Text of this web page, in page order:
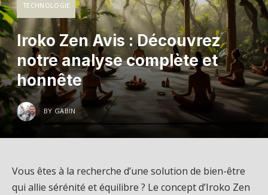
TECHNOLOGIE
Iroko Zen Avis : Découvrez
notre analyse complète et
honnête
BY GABIN
Vous êtes à la recherche d’une solution de bien-être
qui allie sérénité et équilibre ? Le concept d’Iroko Zen